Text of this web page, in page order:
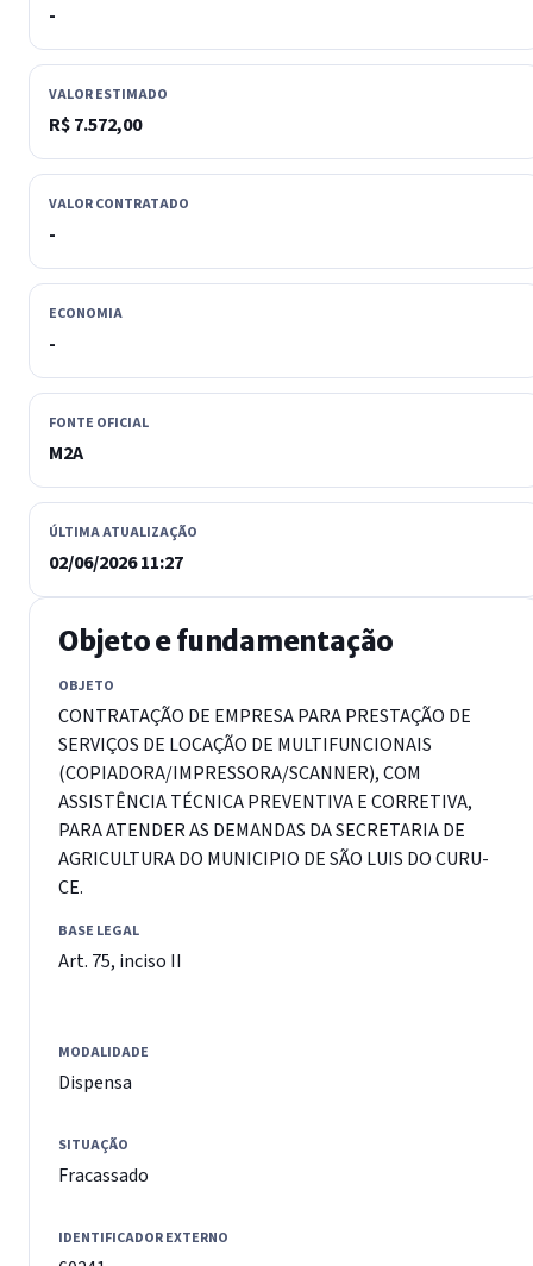
-
VALOR ESTIMADO
R$ 7.572,00
VALOR CONTRATADO
-
ECONOMIA
-
FONTE OFICIAL
M2A
ÚLTIMA ATUALIZAÇÃO
02/06/2026 11:27
Objeto e fundamentação
OBJETO
CONTRATAÇÃO DE EMPRESA PARA PRESTAÇÃO DE
SERVIÇOS DE LOCAÇÃO DE MULTIFUNCIONAIS
(COPIADORA/IMPRESSORA/SCANNER), COM
ASSISTÊNCIA TÉCNICA PREVENTIVA E CORRETIVA,
PARA ATENDER AS DEMANDAS DA SECRETARIA DE
AGRICULTURA DO MUNICIPIO DE SÃO LUIS DO CURU-
CE.
BASE LEGAL
Art. 75, inciso II
MODALIDADE
Dispensa
SITUAÇÃO
Fracassado
IDENTIFICADOR EXTERNO